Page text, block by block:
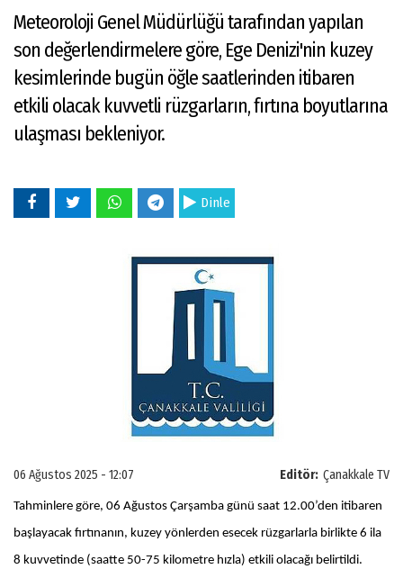
Meteoroloji Genel Müdürlüğü tarafından yapılan
son değerlendirmelere göre, Ege Denizi'nin kuzey
kesimlerinde bugün öğle saatlerinden itibaren
etkili olacak kuvvetli rüzgarların, fırtına boyutlarına
ulaşması bekleniyor.
Dinle
Editör: Çanakkale TV
06 Ağustos 2025 - 12:07
Tahminlere göre, 06 Ağustos Çarşamba günü saat 12.00’den itibaren
başlayacak fırtınanın, kuzey yönlerden esecek rüzgarlarla birlikte 6 ila
8 kuvvetinde (saatte 50-75 kilometre hızla) etkili olacağı belirtildi.